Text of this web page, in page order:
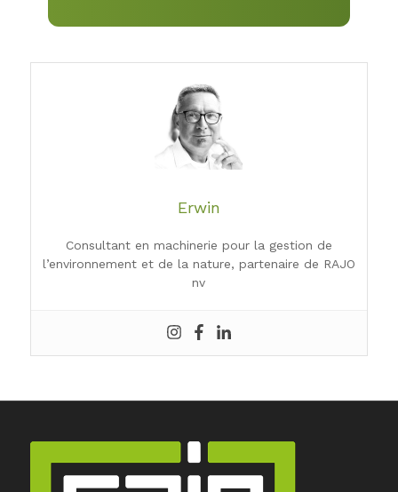
Erwin
Consultant en machinerie pour la gestion de
l’environnement et de la nature, partenaire de RAJO
nv